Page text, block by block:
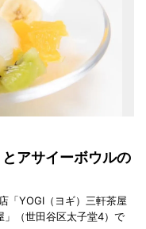
アサイーボウルの
「YOGI（ヨギ）三軒茶屋
（世田谷区太子堂4）で